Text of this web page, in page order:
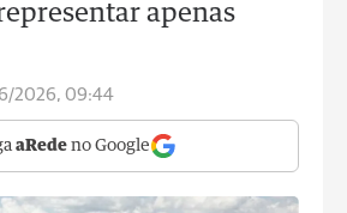
apenas
2026, 09:44
aRede no Google